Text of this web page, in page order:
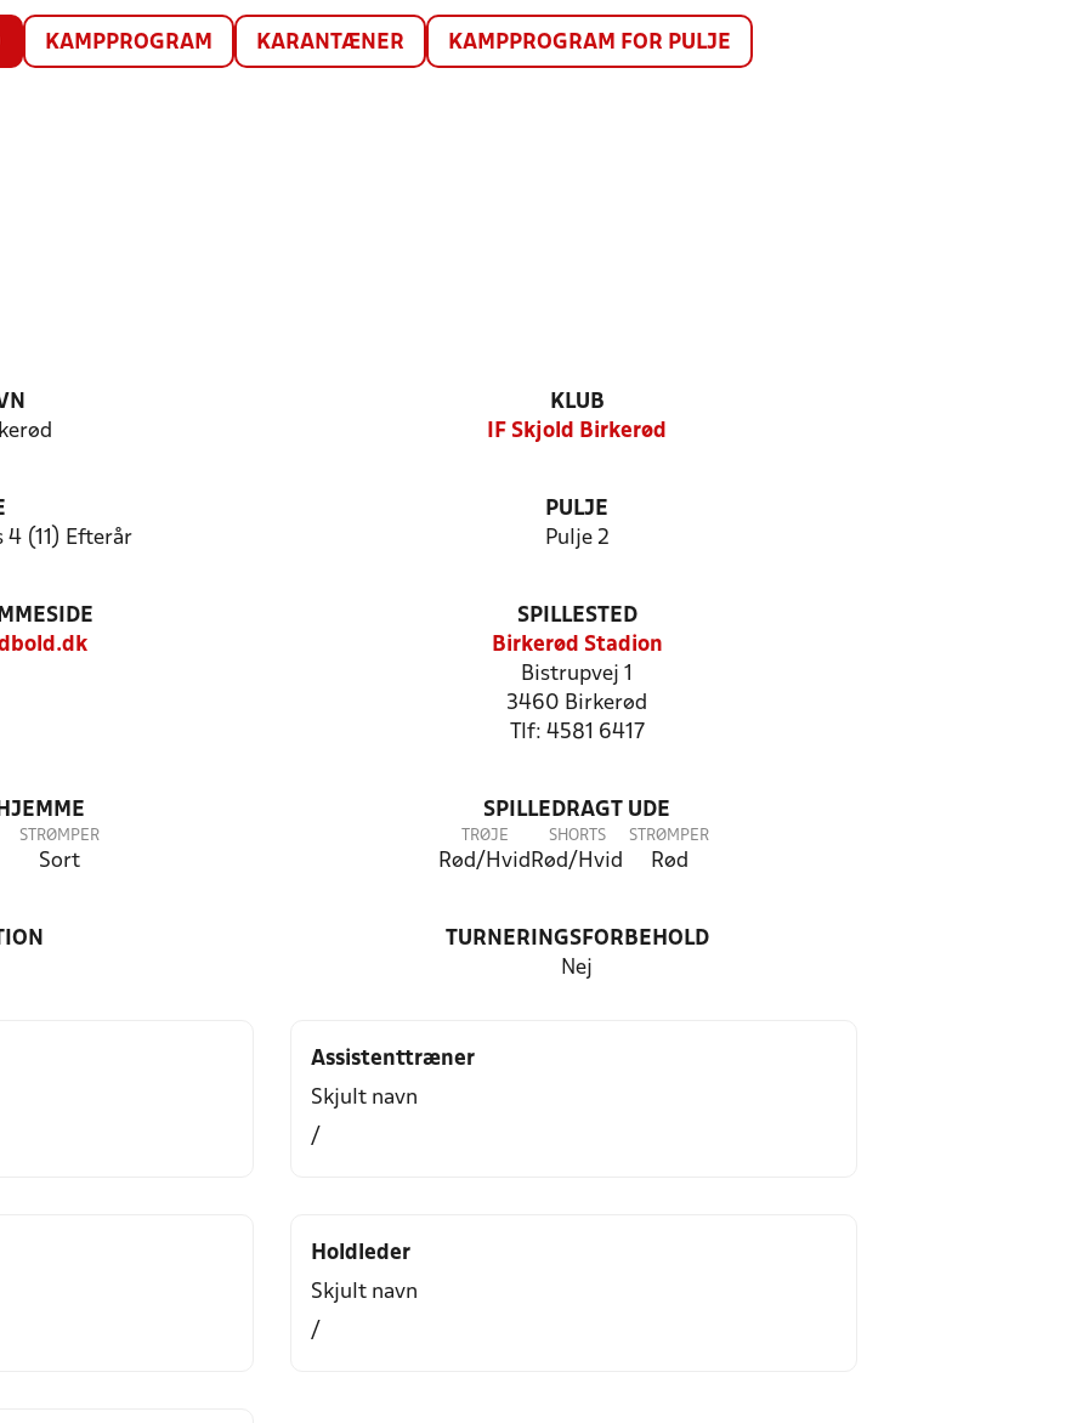
KAMPPROGRAM KARANTÆNER KAMPPROGRAM FOR PULJE
KLUB
IF Skjold Birkerød
4 (11) Efterår
PULJE
Pulje 2
SPILLESTED
Birkerød Stadion
Bistrupvej 1
3460 Birkerød
Tlf: 4581 6417
STRØMPER
Sort
SPILLEDRAGT UDE
TRØJE
Rød/Hvid
SHORTS
Rød/Hvid
STRØMPER
Rød
TURNERINGSFORBEHOLD
Nej
Assistenttræner
Skjult navn
/
Holdleder
Skjult navn
/